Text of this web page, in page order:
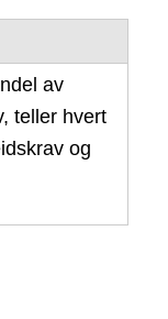
av
teller hvert
og